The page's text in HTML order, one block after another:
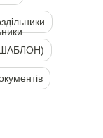
ШАБЛОН)